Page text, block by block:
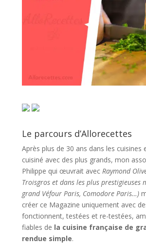
Le parcours d’Allorecettes
Après plus de 30 ans dans les cuisines
cuisiné avec des plus grands, mon
Philippe qui œuvrait avec Raymond
Troisgros et dans les plus prestigieuses
grand Véfour Paris, Comodore Paris…)
créer ce Magazine uniquement avec
fonctionnent, testées et re-testées,
fiables de la cuisine française de
rendue simple.